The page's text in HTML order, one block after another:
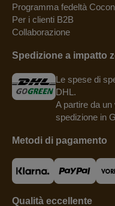
Programma fedeltà
Per i clienti B2B
Collaborazione
Spedizione a impatto
Le spese di
DHL.
A partire da
spedizione in
Metodi di pagamento
Qualità eccellente